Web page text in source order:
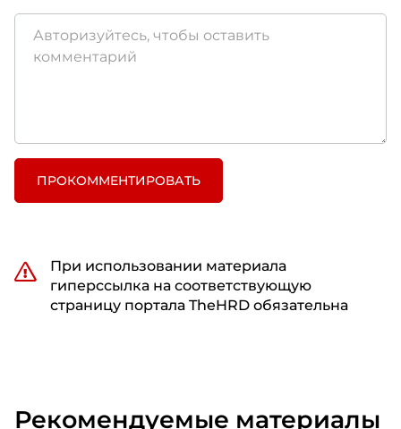
ПРОКОММЕНТИРОВАТЬ
При использовании материала
гиперссылка на соответствующую
страницу портала TheHRD обязательна
Рекомендуемые материалы